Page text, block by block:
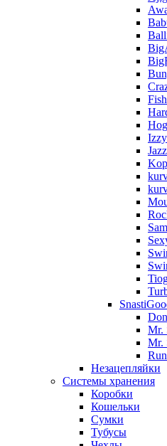
Izzy
Jazz
Mr.
Mr.
Незацепляйки
Системы хранения
Коробки
Кошельки
Сумки
Тубусы